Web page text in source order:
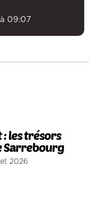
09:07
: les trésors
Sarrebourg
2026